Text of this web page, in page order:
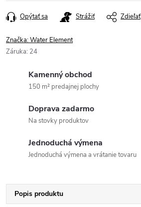
Opýtať sa Strážiť Zdieľať
Značka:Water Element
Záruka: 24
Kamenný obchod
150 m² predajnej plochy
Doprava zadarmo
Na stovky produktov
Jednoduchá výmena
Jednoduchá výmena a vrátanie tovaru
Popis produktu